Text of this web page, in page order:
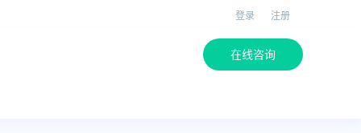
登录 注册
在线咨询